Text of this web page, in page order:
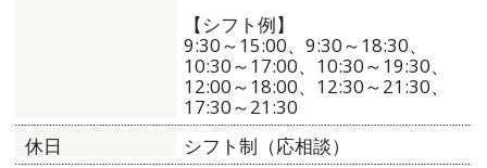
【シフト例】
9:30～15:00、9:30～18:30、
10:30～17:00、10:30～19:30、
12:00～18:00、12:30～21:30、
17:30～21:30
休日
シフト制（応相談）